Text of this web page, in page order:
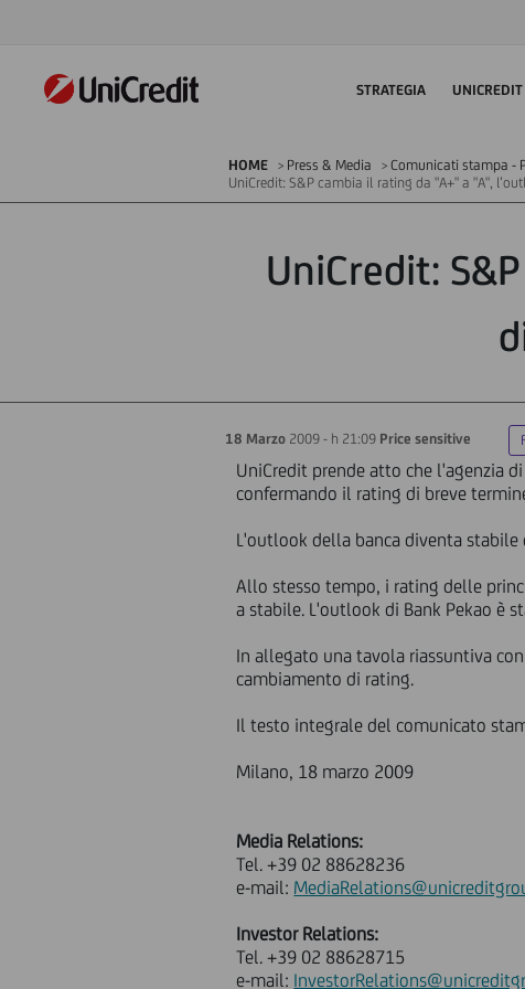
STRATEGIA
HOME Press & Media
Comunicati stampa -
UniCredit: S&P cambia il rating da "A+" a "A",
UniCredit:
18 Marzo 2009 - h 21:09 Price sensitive
UniCredit prende atto che l'agenzia
confermando il rating di breve
L'outlook della banca diventa stabile
Allo stesso tempo, i rating delle
a stabile. L'outlook di Bank Pekao è
In allegato una tavola riassuntiva
cambiamento di rating.
Il testo integrale del comunicato
Milano, 18 marzo 2009
Media Relations:
Tel. +39 02 88628236
e-mail:
Investor Relations:
Tel. +39 02 88628715
e-mail: